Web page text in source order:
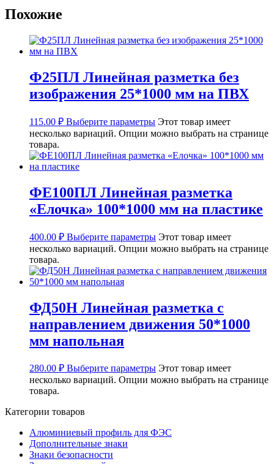
Похожие
Ф25ПЛ Линейная разметка без
изображения 25*1000 мм на ПВХ
115.00 ₽ Выберите параметры Этот товар имеет
несколько вариаций. Опции можно выбрать на странице
товара.
ФЕ100ПЛ Линейная разметка
«Елочка» 100*1000 мм на пластике
400.00 ₽ Выберите параметры Этот товар имеет
несколько вариаций. Опции можно выбрать на странице
товара.
ФД50Н Линейная разметка с
направлением движения 50*1000
мм напольная
280.00 ₽ Выберите параметры Этот товар имеет
несколько вариаций. Опции можно выбрать на странице
товара.
Категории товаров
Алюминиевый профиль для ФЭС
Дополнительные знаки
Знаки безопасности